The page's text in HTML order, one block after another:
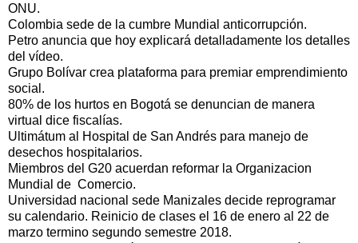
ONU.
Colombia sede de la cumbre Mundial anticorrupción.
Petro anuncia que hoy explicará detalladamente los detalles
del vídeo.
Grupo Bolívar crea plataforma para premiar emprendimiento
social.
80% de los hurtos en Bogotá se denuncian de manera
virtual dice fiscalías.
Ultimátum al Hospital de San Andrés para manejo de
desechos hospitalarios.
Miembros del G20 acuerdan reformar la Organizacion
Mundial de Comercio.
Universidad nacional sede Manizales decide reprogramar
su calendario. Reinicio de clases el 16 de enero al 22 de
marzo termino segundo semestre 2018.